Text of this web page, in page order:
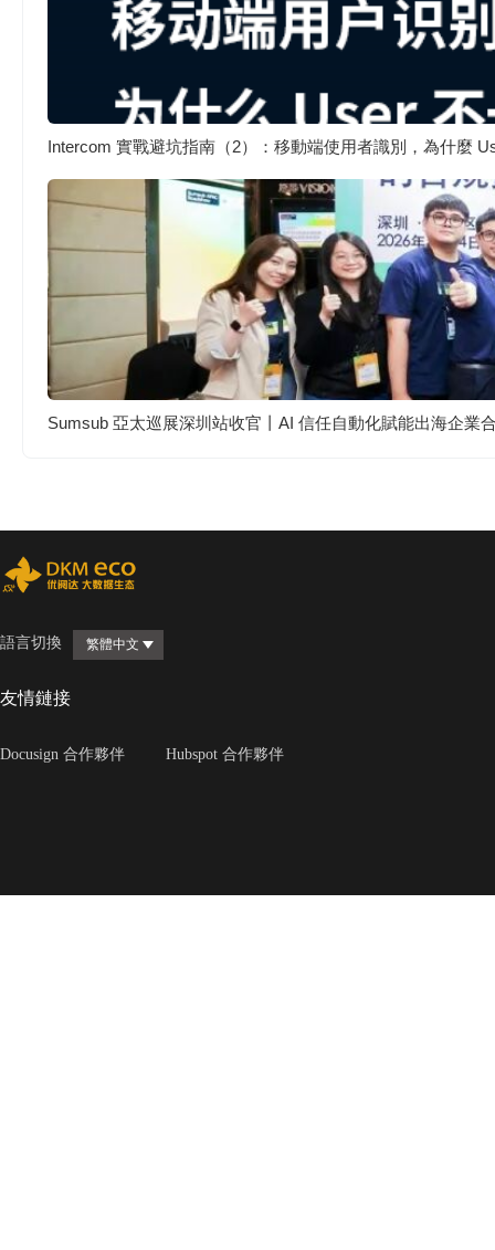
Intercom 實戰避坑指南（2）：移動端使用者識別，為什麼
Sumsub 亞太巡展深圳站收官丨AI 信任自動化賦能出海企業
語言切換 繁體中文
友情鏈接
Docusign 合作夥伴 Hubspot 合作夥伴